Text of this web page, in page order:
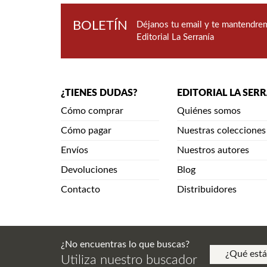
BOLETÍN
Déjanos tu email y te
Editorial La Serranía
¿TIENES DUDAS?
Cómo comprar
Cómo pagar
Envíos
Devoluciones
Contacto
EDITORIAL LA
Quiénes somos
Nuestras colecciones
Nuestros autores
Blog
Distribuidores
¿No encuentras lo que buscas?
Utiliza nuestro buscador